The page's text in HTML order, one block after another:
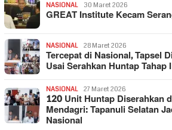
NASIONAL 30 Maret 2026
GREAT Institute Kecam
NASIONAL 28 Maret 2026
Tercepat di Nasional, Tapsel
Usai Serahkan Huntap Tahap I
NASIONAL 27 Maret 2026
120 Unit Huntap Diserahkan
Mendagri: Tapanuli Selatan
Nasional